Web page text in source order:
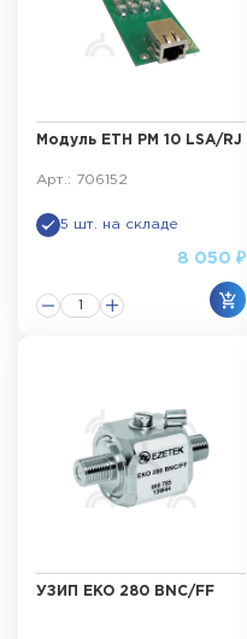
Модуль ЕТН РМ 10 LSA/RJ
Арт.: 706152
5 шт. на складе
8 050 ₽
УЗИП EKO 280 BNC/FF